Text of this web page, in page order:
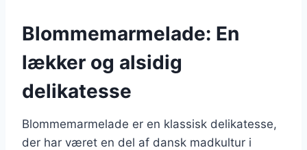
Blommemarmelade: En
lækker og alsidig
delikatesse
Blommemarmelade er en klassisk delikatesse,
der har været en del af dansk madkultur i